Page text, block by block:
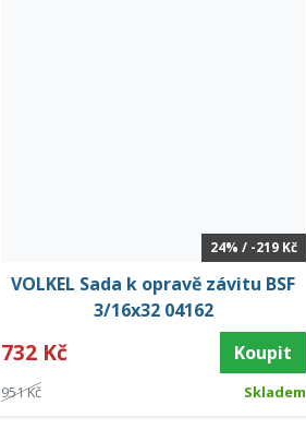
24% / -219 Kč
VOLKEL Sada k opravě závitu BSF
3/16x32 04162
732 Kč Koupit
951 Kč Skladem